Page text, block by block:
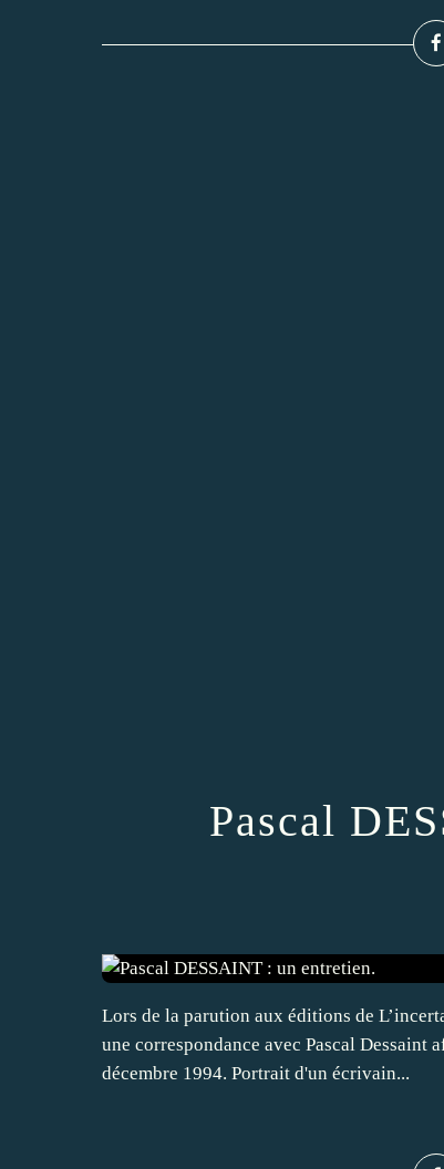
Pascal
Lors de la parution aux éditions de
une correspondance avec Pascal Dessaint
décembre 1994. Portrait d'un écrivain...